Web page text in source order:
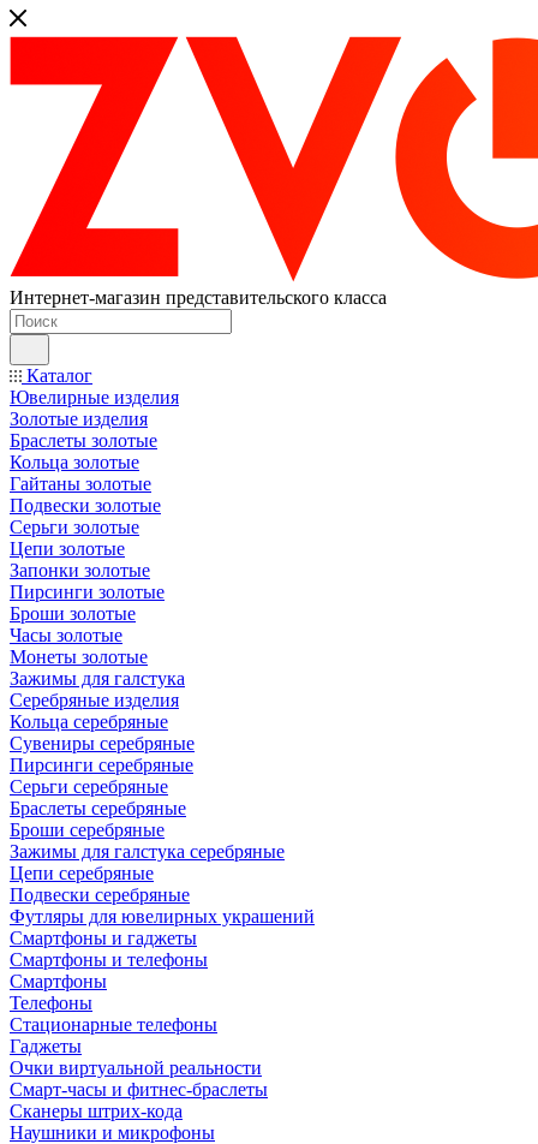
Интернет-магазин представительского класса
Каталог
Ювелирные изделия
Золотые изделия
Браслеты золотые
Кольца золотые
Гайтаны золотые
Подвески золотые
Серьги золотые
Цепи золотые
Запонки золотые
Пирсинги золотые
Броши золотые
Часы золотые
Монеты золотые
Зажимы для галстука
Серебряные изделия
Кольца серебряные
Сувениры серебряные
Пирсинги серебряные
Серьги серебряные
Браслеты серебряные
Броши серебряные
Зажимы для галстука серебряные
Цепи серебряные
Подвески серебряные
Футляры для ювелирных украшений
Смартфоны и гаджеты
Смартфоны и телефоны
Смартфоны
Телефоны
Стационарные телефоны
Гаджеты
Очки виртуальной реальности
Смарт-часы и фитнес-браслеты
Сканеры штрих-кода
Наушники и микрофоны